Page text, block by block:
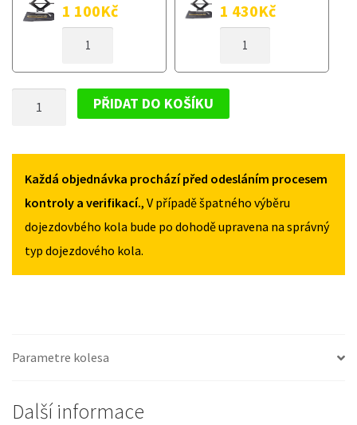
1 100Kč
KOLO
CACTUS
MNOŽSTVÍ
1 430Kč
KOLO
I
MNOŽSTVÍ
C4
CACTUS
125/80R15
MNOŽSTVÍ
PŘIDAT DO KOŠÍKU
Každá objednávka prochází před odesláním procesem
kontroly a verifikací., V případě špatného výběru
dojezdovbého kola bude po dohodě upravena na správný
typ dojezdového kola.
Parametre kolesa
Další informace